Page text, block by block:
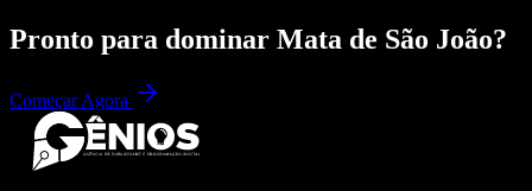
Pronto para dominar Mata de São João?
Começar Agora